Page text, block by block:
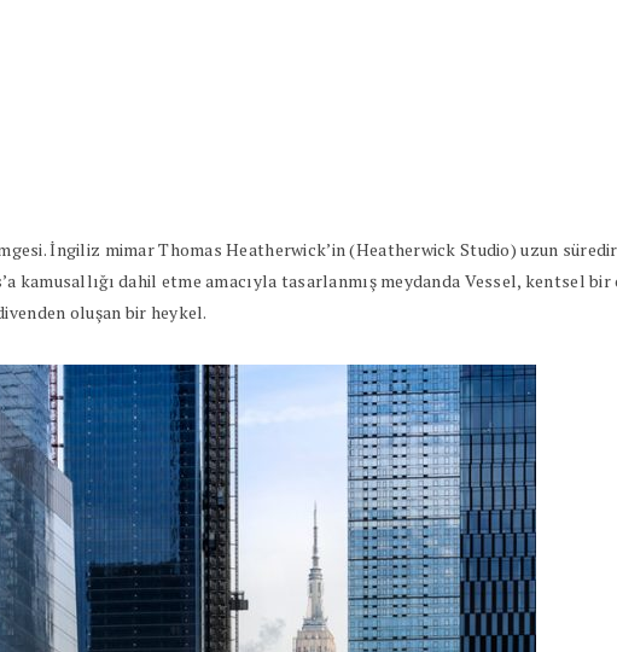
İngiliz mimar Thomas Heatherwick’in (Heatherwick Studio) uzun
dahil etme amacıyla tasarlanmış meydanda Vessel, kentsel bir
oluşan bir heykel.